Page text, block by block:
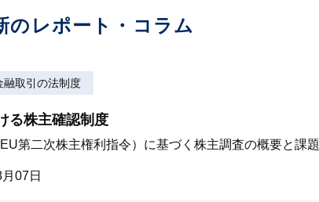
のレポート・コラム
融取引の法制度
る株主確認制度
第二次株主権利指令）に基づく株主調査の概要と課題
07日